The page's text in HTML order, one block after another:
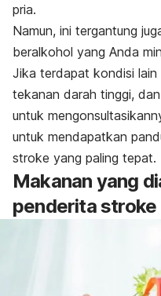
pria.
Namun, ini tergantung
beralkohol yang Anda
Jika terdapat kondisi
tekanan darah tinggi,
untuk
untuk mendapatkan
stroke yang paling tepat.
Makanan yang
penderita stroke